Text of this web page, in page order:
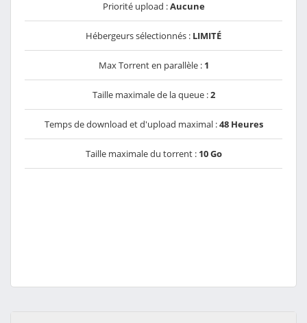
Priorité upload :Aucune
Hébergeurs sélectionnés : LIMITÉ
Max Torrent en parallèle : 1
Taille maximale de la queue :2
Temps de download et d'upload maximal :48 Heures
Taille maximale du torrent : 10 Go